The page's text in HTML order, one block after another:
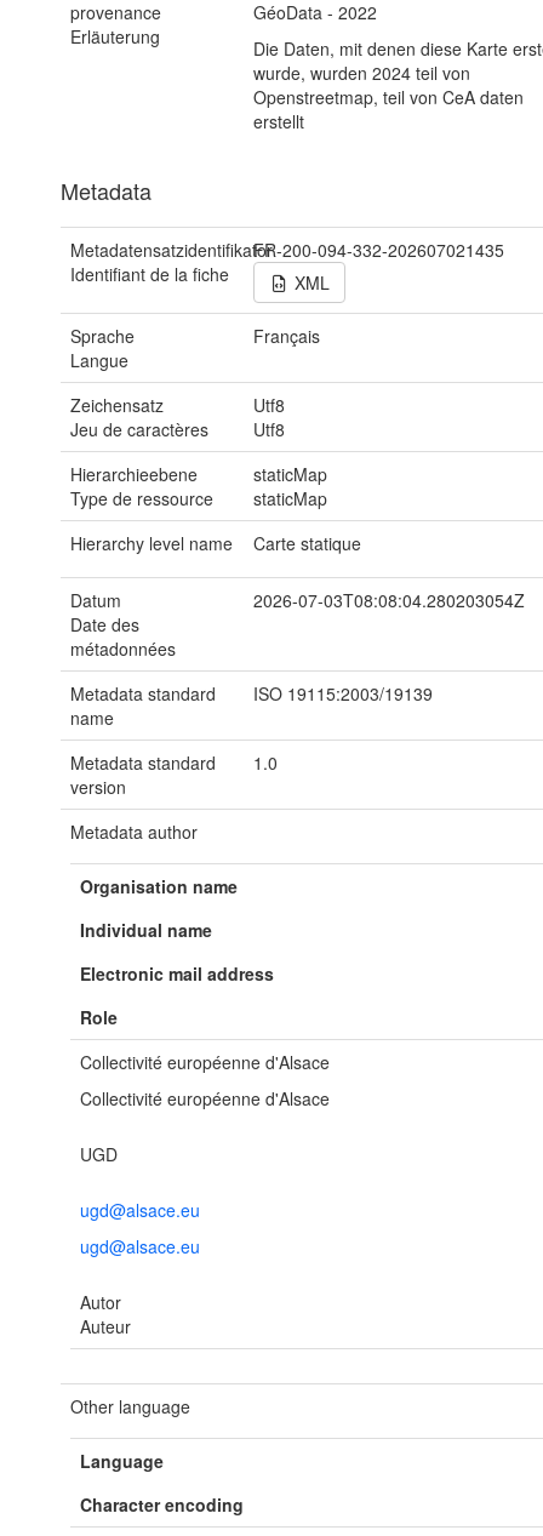
provenance
Erläuterung
GéoData - 2022
Die Daten, mit denen diese Karte
wurde, wurden 2024 teil von
Openstreetmap, teil von CeA daten
erstellt
Metadata
Metadatensatzidentifikator
Identifiant de la fiche
FR-200-094-332-202607021435
XML
Sprache
Langue
Français
Zeichensatz
Jeu de caractères
Utf8
Utf8
Hierarchieebene
Type de ressource
staticMap
staticMap
Hierarchy level name
Carte statique
Datum
Date des
métadonnées
2026-07-03T08:08:04.280203054Z
Metadata standard
name
ISO 19115:2003/19139
Metadata standard
version
1.0
Metadata author
Organisation name
Individual name
Electronic mail address
Role
Collectivité européenne d'Alsace
Collectivité européenne d'Alsace
UGD
ugd@alsace.eu
ugd@alsace.eu
Autor
Auteur
Other language
Language
Character encoding